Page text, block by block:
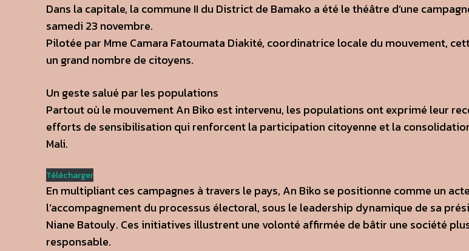
Dans la capitale, la commune II du District de Bamako a été le théâtre d’une
samedi 23 novembre.
Pilotée par Mme Camara Fatoumata Diakité, coordinatrice locale du mouvement,
un grand nombre de citoyens.
Un geste salué par les populations
Partout où le mouvement An Biko est intervenu, les populations ont exprimé leur
efforts de sensibilisation qui renforcent la participation citoyenne et la
Mali.
Télécharger
En multipliant ces campagnes à travers le pays, An Biko se positionne comme un
l’accompagnement du processus électoral, sous le leadership dynamique de sa
Niane Batouly. Ces initiatives illustrent une volonté affirmée de bâtir une société
responsable.